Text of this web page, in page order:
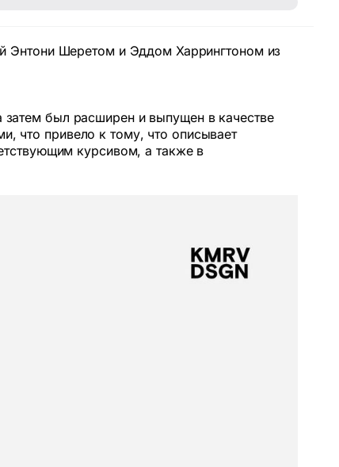
Энтони Шеретом и Эддом Харрингтоном из
затем был расширен и выпущен в качестве
что привело к тому, что описывает
курсивом, а также в